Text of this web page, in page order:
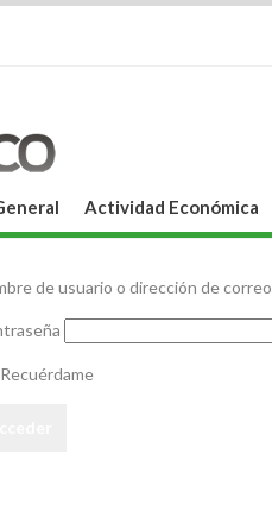
Actividad Económica
de usuario o dirección de correo
Recuérdame